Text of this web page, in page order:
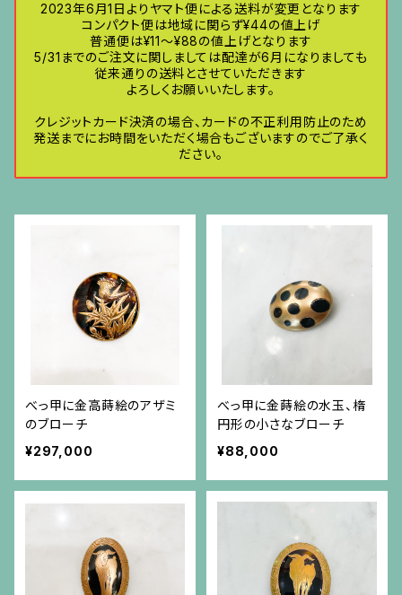
2023年6月1日よりヤマト便による送料が変更となります
コンパクト便は地域に関らず¥44の値上げ
普通便は¥11〜¥88の値上げとなります
5/31までのご注文に関しましては配達が6月になりましても
従来通りの送料とさせていただきます
よろしくお願いいたします。
クレジットカード決済の場合、カードの不正利用防止のため
発送までにお時間をいただく場合もございますのでご了承く
ださい。
べっ甲に金高蒔絵のアザミ
のブローチ
¥297,000
べっ甲に金蒔絵の水玉、楕
円形の小さなブローチ
¥88,000